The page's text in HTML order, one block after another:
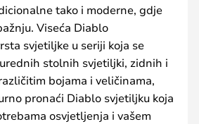
tako i moderne, gdje
Viseća Diablo
svjetiljke u seriji koja se
stolnih svjetiljki, zidnih i
bojama i veličinama,
pronaći Diablo svjetiljku koja
osvjetljenja i vašem